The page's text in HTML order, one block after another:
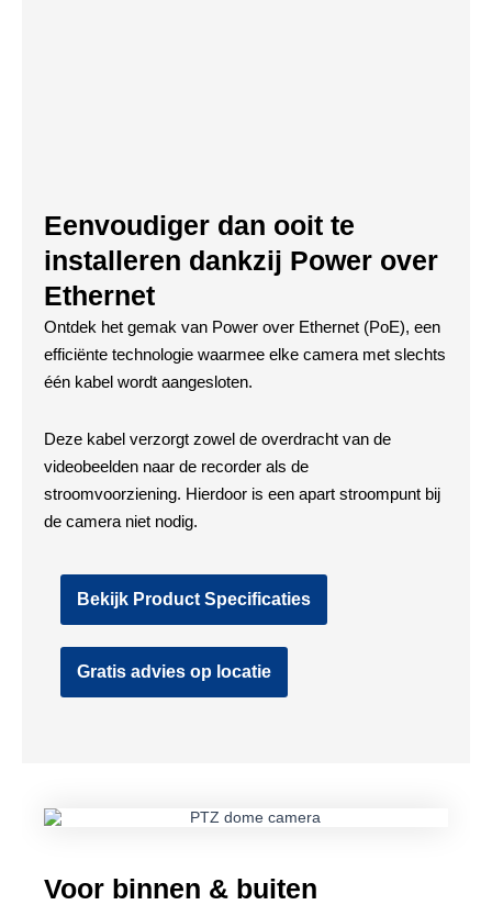
Eenvoudiger dan ooit te
installeren dankzij Power over
Ethernet
Ontdek het gemak van Power over Ethernet (PoE), een
efficiënte technologie waarmee elke camera met slechts
één kabel wordt aangesloten.
Deze kabel verzorgt zowel de overdracht van de
videobeelden naar de recorder als de
stroomvoorziening. Hierdoor is een apart stroompunt bij
de camera niet nodig.
Bekijk Product Specificaties
Gratis advies op locatie
Voor binnen & buiten